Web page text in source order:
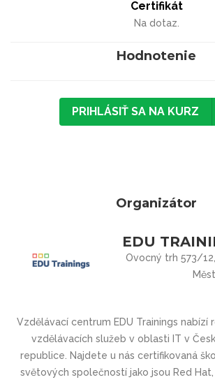
Certifikát
Na dotaz.
Hodnotenie
PRIHLÁSIŤ SA NA KURZ
Organizátor
EDU
Ovocný trh 573/
Vzdělávací centrum EDU Trainings nabízí
vzdělávacích služeb v oblasti IT v
republice. Najdete u nás certifikovaná
světových společností jako jsou Red